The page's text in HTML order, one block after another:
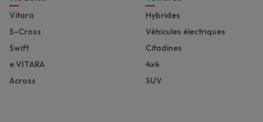
Vitara
S-Cross
Swift
e VITARA
Across
Hybrides
Véhicules électriques
Citadines
4x4
SUV